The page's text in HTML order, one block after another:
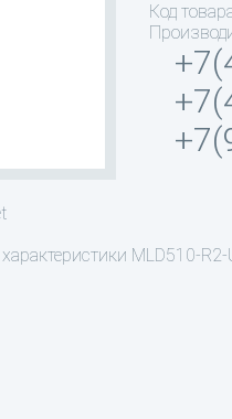
Код
MLD510-